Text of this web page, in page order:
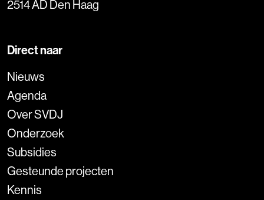
2514 AD Den Haag
Direct naar
Nieuws
Agenda
Over SVDJ
Onderzoek
Subsidies
Gesteunde projecten
Kennis